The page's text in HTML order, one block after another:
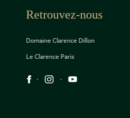
Retrouvez-nous
Domaine Clarence Dillon
Le Clarence Paris
Réseaux sociaux